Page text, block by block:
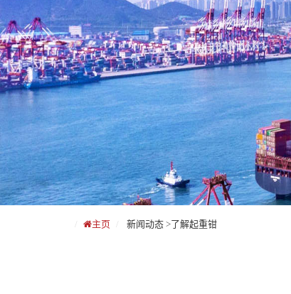
主页 新闻动态 >了解起重钳